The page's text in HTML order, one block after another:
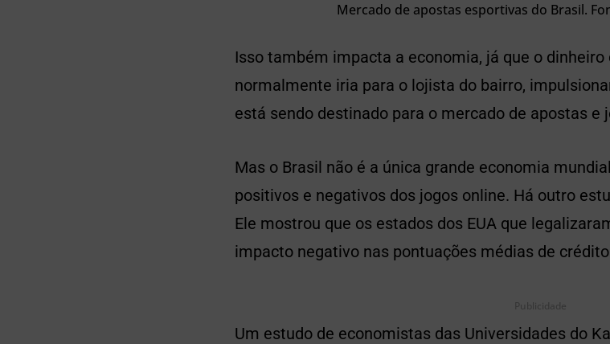
Mercado de apostas esportivas do Brasil.
Isso também impacta a economia, já que o
normalmente iria para o lojista do bairro,
está sendo destinado para o mercado de apostas e
Mas o Brasil não é a única grande economia
positivos e negativos dos jogos online. Há outro
Ele mostrou que os estados dos EUA que
impacto negativo nas pontuações médias de
Publicidade
Um estudo de economistas das Universidades do